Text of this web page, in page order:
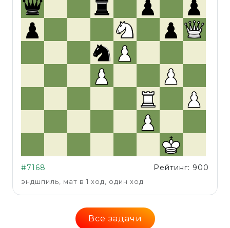
#7168 Рейтинг: 900
эндшпиль, мат в 1 ход, один ход
Все задачи